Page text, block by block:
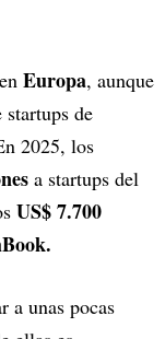
Europa, aunque
de
2025, los
a startups del
US$ 7.700
a unas pocas